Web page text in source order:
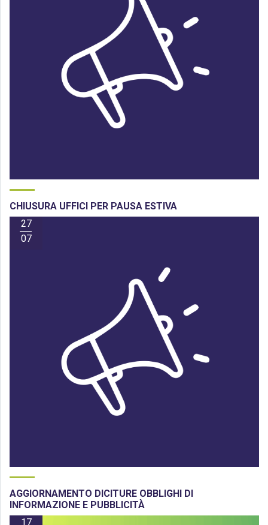
CHIUSURA UFFICI PER PAUSA ESTIVA
27
07
AGGIORNAMENTO DICITURE OBBLIGHI DI
INFORMAZIONE E PUBBLICITÀ
17